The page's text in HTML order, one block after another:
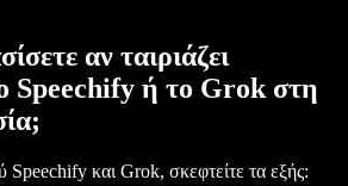
αν ταιριάζει
Speechify ή το Grok στη
Speechify και Grok, σκεφτείτε τα εξής: